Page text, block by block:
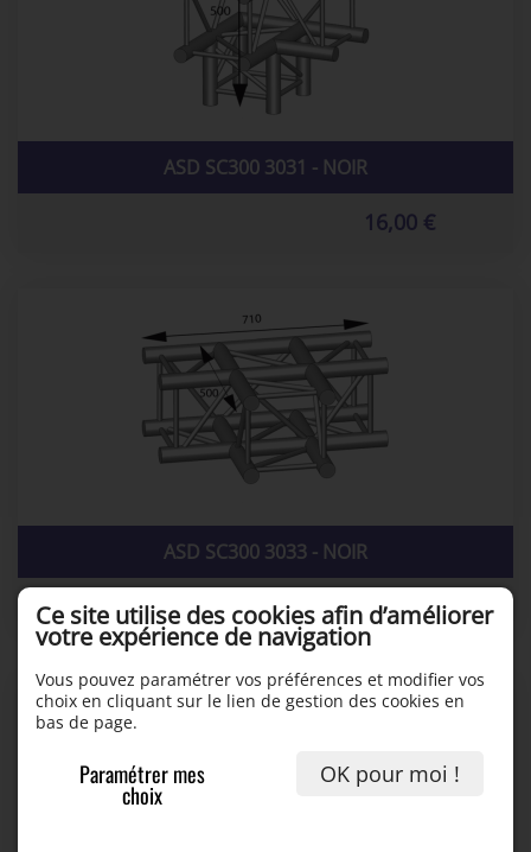
ASD SC300 3031 - NOIR
16,00 €
ASD SC300 3033 - NOIR
16,00 €
Ce site utilise des cookies afin d’améliorer
votre expérience de navigation
Vous pouvez paramétrer vos préférences et modifier vos
choix en cliquant sur le lien de gestion des cookies en
bas de page.
Paramétrer mes
choix
OK pour moi !